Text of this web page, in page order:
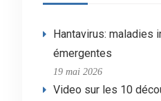
Hantavirus: maladies
émergentes
19 mai 2026
Video sur les 10